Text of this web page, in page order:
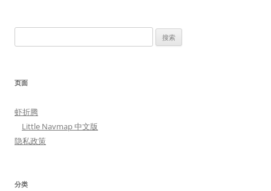
索：
页面
虾折腾
Little Navmap 中文版
隐私政策
分类